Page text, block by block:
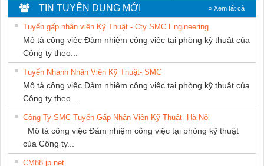
Nam Quốc Thịnh
TIN TUYỂN DỤNG MỚI » Xem tất cả
Tuyển gấp nhân viên Kỹ Thuật - Cty SMC Engineering
Mô tả công việc Đảm nhiệm công việc tại phòng kỹ thuật của
Công ty theo...
Tuyển Nhanh Nhân Viên Kỹ Thuật- SMC
Mô tả công việc Đảm nhiệm công việc tại phòng kỹ thuật của
Công ty theo...
Công Ty SMC Tuyển Gấp Nhân Viên Kỹ Thuật- Hà Nội
Mô tả công việc Đảm nhiệm công việc tại phòng kỹ thuật
của Công ty...
CM88 jp net